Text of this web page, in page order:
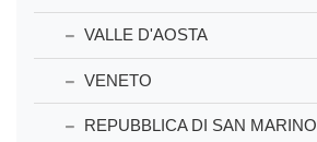
VALLE D'AOSTA
VENETO
REPUBBLICA DI SAN MARINO